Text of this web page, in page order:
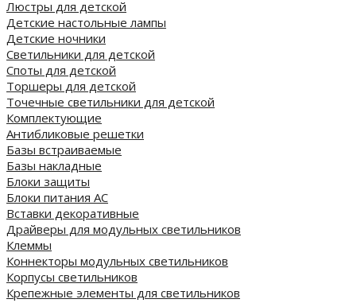
Люстры для детской
Детские настольные лампы
Детские ночники
Светильники для детской
Споты для детской
Торшеры для детской
Точечные светильники для детской
Комплектующие
Антибликовые решетки
Базы встраиваемые
Базы накладные
Блоки защиты
Блоки питания AC
Вставки декоративные
Драйверы для модульных светильников
Клеммы
Коннекторы модульных светильников
Корпусы светильников
Крепежные элементы для светильников